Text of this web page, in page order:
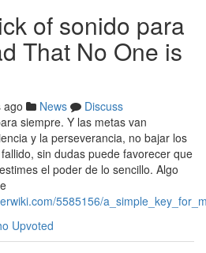
of sonido para
That No One is
ago News
Discuss
siempre. Y las metas van
y la perseverancia, no bajar los
sin dudas puede favorecer que
el poder de lo sencillo. Algo
5585156/
Upvoted